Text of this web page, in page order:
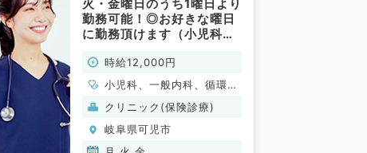
火・金曜日のうち1曜日より
勤務可能！◎お好きな曜日
に勤務頂けます（小児科／
時給12,000円
小児科、一般内科、循環器
内科、呼吸器内科、消化器
内科、内分泌・代謝内科
クリニック(保険診療)
岐阜県可児市